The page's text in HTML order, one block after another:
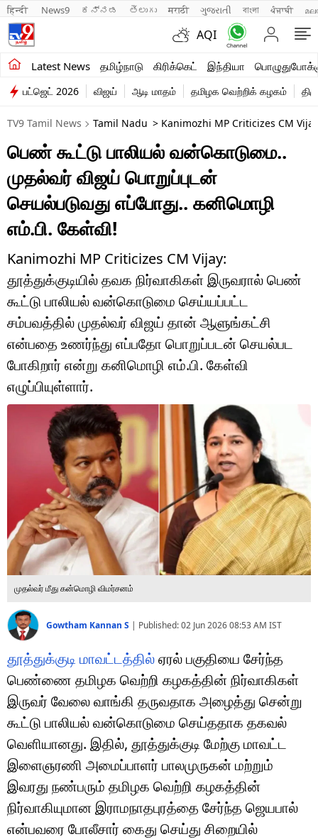
हिन्दी News9 ಕನ್ನಡ తెలుగు मराठी ગુજરાતી বাংলা ਪੰਜਾਬੀ
AQI
Latest News தமிழ்நாடு கிரிக்கெட் இந்தியா
சமீபத்திய செய்திகள்
தமிழ்நாடு
இந்தியா
உலகம்
விளையாட்டு
பொழுதுபோக்கு
லைஃப்ஸ்டைல்
வணிகம்
டெக்னாலஜி
ஆன்மீகம்
வைரல்
ஹெஃல்த்
ஷார்ட் வீடியோஸ்
வலை கதைகள்
போட்டோ கேலரி
பட்ஜெட் 2026 விஜய் ஆடி மாதம் தமிழக வெற்றிக் கழகம்
TV9 Tamil News Tamil Nadu > Kanimozhi MP Criticizes CM
பெண் கூட்டு பாலியல் வன்கொடுமை..
முதல்வர் விஜய் பொறுப்புடன்
செயல்படுவது எப்போது.. கனிமொழி
எம்.பி. கேள்வி!
Kanimozhi MP Criticizes CM Vijay:
தூத்துக்குடியில் தவக நிர்வாகிகள் இருவரால் பெண்
கூட்டு பாலியல் வன்கொடுமை செய்யப்பட்ட
சம்பவத்தில் முதல்வர் விஜய் தான் ஆளுங்கட்சி
என்பதை உணர்ந்து எப்பதோ பொறுப்படன் செயல்பட
போகிறார் என்று கனிமொழி எம்.பி. கேள்வி
எழுப்பியுள்ளார்.
முதல்வர் மீது கன்மொழி விமர்சனம்
Gowtham Kannan S | Published:02 Jun 2026 08:53 AM IST
தூத்துக்குடி மாவட்டத்தில்ஏரல் பகுதியை சேர்ந்த
பெண்ணை தமிழக வெற்றி கழகத்தின் நிர்வாகிகள்
இருவர் வேலை வாங்கி தருவதாக அழைத்து சென்று
கூட்டு பாலியல் வன்கொடுமை செய்ததாக தகவல்
வெளியானது. இதில், தூத்துக்குடி மேற்கு மாவட்ட
இளைஞரணி அமைப்பாளர் பாலமுருகன் மற்றும்
இவரது நண்பரும் தமிழக வெற்றி கழகத்தின்
நிர்வாகியுமான இராமநாதபுரத்தை சேர்ந்த ஜெயபால்
என்பவரை போலீசார் கைது செய்து சிறையில்